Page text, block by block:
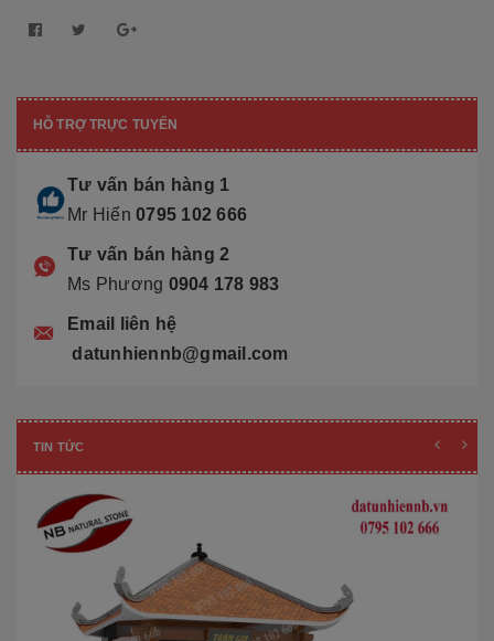
HỖ TRỢ TRỰC TUYẾN
Tư vấn bán hàng 1
Mr Hiển 0795 102 666
Tư vấn bán hàng 2
Ms Phương 0904 178 983
Email liên hệ
datunhiennb@gmail.com
TIN TỨC